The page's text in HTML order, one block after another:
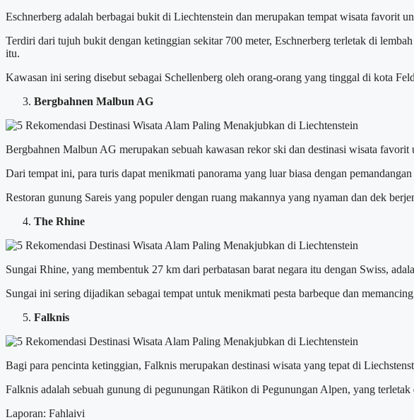
Eschnerberg adalah berbagai bukit di Liechtenstein dan merupakan tempat wisata favorit
Terdiri dari tujuh bukit dengan ketinggian sekitar 700 meter, Eschnerberg terletak di
itu.
Kawasan ini sering disebut sebagai Schellenberg oleh orang-orang yang tinggal di kota
Bergbahnen Malbun AG
Bergbahnen Malbun AG merupakan sebuah kawasan rekor ski dan destinasi wisata
Dari tempat ini, para turis dapat menikmati panorama yang luar biasa dengan
Restoran gunung Sareis yang populer dengan ruang makannya yang nyaman dan dek
The Rhine
Sungai Rhine, yang membentuk 27 km dari perbatasan barat negara itu dengan Swiss,
Sungai ini sering dijadikan sebagai tempat untuk menikmati pesta barbeque dan
Falknis
Bagi para pencinta ketinggian, Falknis merupakan destinasi wisata yang tepat di
Falknis adalah sebuah gunung di pegunungan Rätikon di Pegunungan Alpen, yang
Laporan: Fahlaivi